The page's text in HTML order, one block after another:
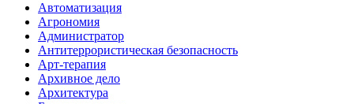
Автоматизация
Агрономия
Администратор
Антитеррористическая безопасность
Арт-терапия
Архивное дело
Архитектура